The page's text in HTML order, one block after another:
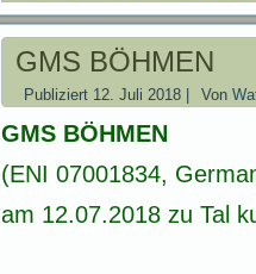
GMS BÖHMEN
Publiziert 12. Juli 2018 Von
GMS BÖHMEN
(ENI 07001834,
am 12.07.2018 zu Tal